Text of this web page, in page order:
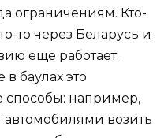
ограничениям. Кто-
то через Беларусь и
еще работает.
баулах это
способы: например,
возить